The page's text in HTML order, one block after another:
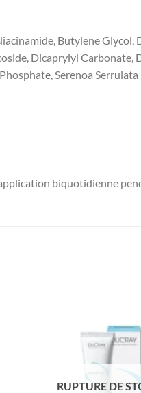
Butylene
Dicaprylyl
Serenoa
biquotidienne
RUPTURE DE